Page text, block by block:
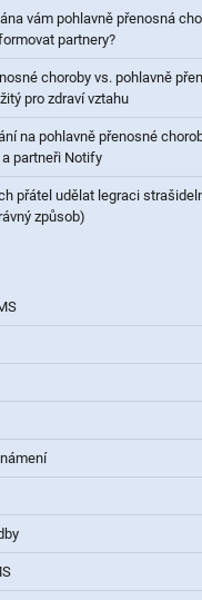
vám pohlavně přenosná
partnery?
choroby vs. pohlavně
pro zdraví vztahu
na pohlavně přenosné
a partneři Notify
přátel udělat legraci
způsob)